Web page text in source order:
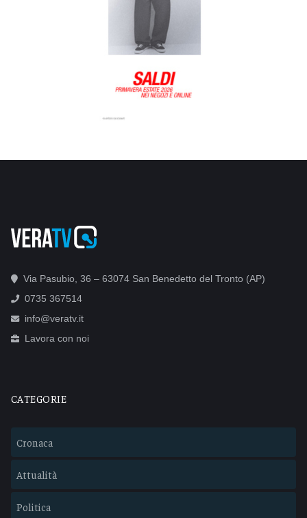
Via Pasubio, 36 – 63074 San Benedetto del Tronto (AP)
0735 367514
info@veratv.it
Lavora con noi
CATEGORIE
Cronaca
Attualità
Politica